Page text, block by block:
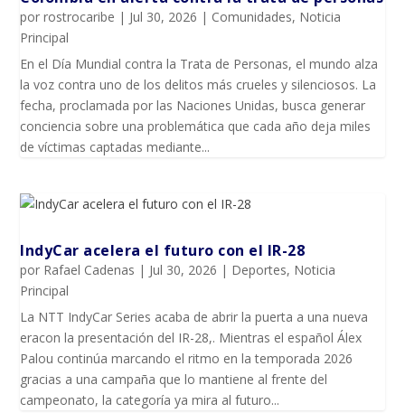
porrostrocaribe | Jul 30, 2026 | Comunidades, Noticia
Principal
En el Día Mundial contra la Trata de Personas, el mundo alza
la voz contra uno de los delitos más crueles y silenciosos. La
fecha, proclamada por las Naciones Unidas, busca generar
conciencia sobre una problemática que cada año deja miles
de víctimas captadas mediante...
IndyCar acelera el futuro con el IR-28
por Rafael Cadenas | Jul 30, 2026 | Deportes, Noticia
Principal
La NTT IndyCar Series acaba de abrir la puerta a una nueva
eracon la presentación del IR-28,. Mientras el español Álex
Palou continúa marcando el ritmo en la temporada 2026
gracias a una campaña que lo mantiene al frente del
campeonato, la categoría ya mira al futuro...